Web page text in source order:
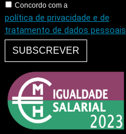
Concordo com a
política de privacidade e de
tratamento de dados pessoais
SUBSCREVER